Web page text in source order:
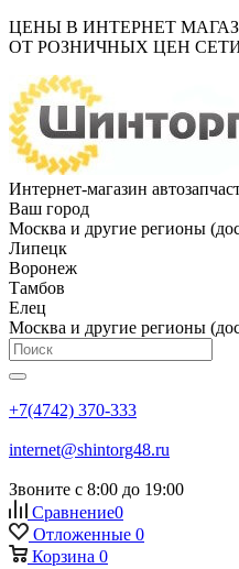
ЦЕНЫ В ИНТЕРНЕТ
ОТ РОЗНИЧНЫХ ЦЕН
Интернет-магазин
Ваш город
Москва и другие регионы
Липецк
Воронеж
Тамбов
Елец
Москва и другие регионы
+7(4742) 370-333
internet@shintorg48.ru
Звоните с 8:00 до 19:00
Сравнение0
Отложенные 0
Корзина 0